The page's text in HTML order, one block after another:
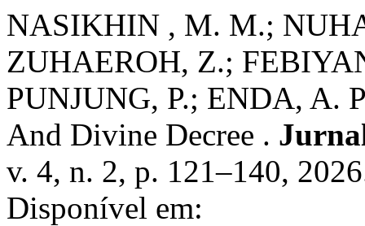
NASIKHIN , M. M.;
ZUHAEROH, Z.;
PUNJUNG, P.; ENDA, A.
And Divine Decree .
v. 4, n. 2, p. 121–140,
Disponível em: